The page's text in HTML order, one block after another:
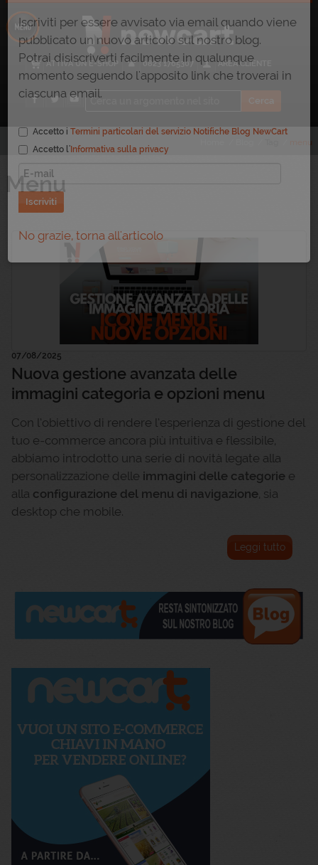
ATTIVA UN E-SHOP 0823 1765307 AREA CLIENTE
menu
Menu
07/08/2025
Nuova gestione avanzata delle
immagini categoria e opzioni menu
Con l’obiettivo di rendere l’esperienza di gestione del
tuo e-commerce ancora più intuitiva e flessibile,
abbiamo introdotto una serie di novità legate alla
personalizzazione delle immagini delle categorie e
alla configurazione del menu di navigazione , sia
desktop che mobile.
Leggi tutto
×
Resta sintonizzato sul nostro Blog
Iscriviti per essere avvisato via email quando viene
pubblicato un nuovo articolo sul nostro blog.
Potrai disiscriverti facilmente in qualunque
ciascuna email.
Accetto i
Accetto l'
Iscriviti
No grazie, torna all'articolo